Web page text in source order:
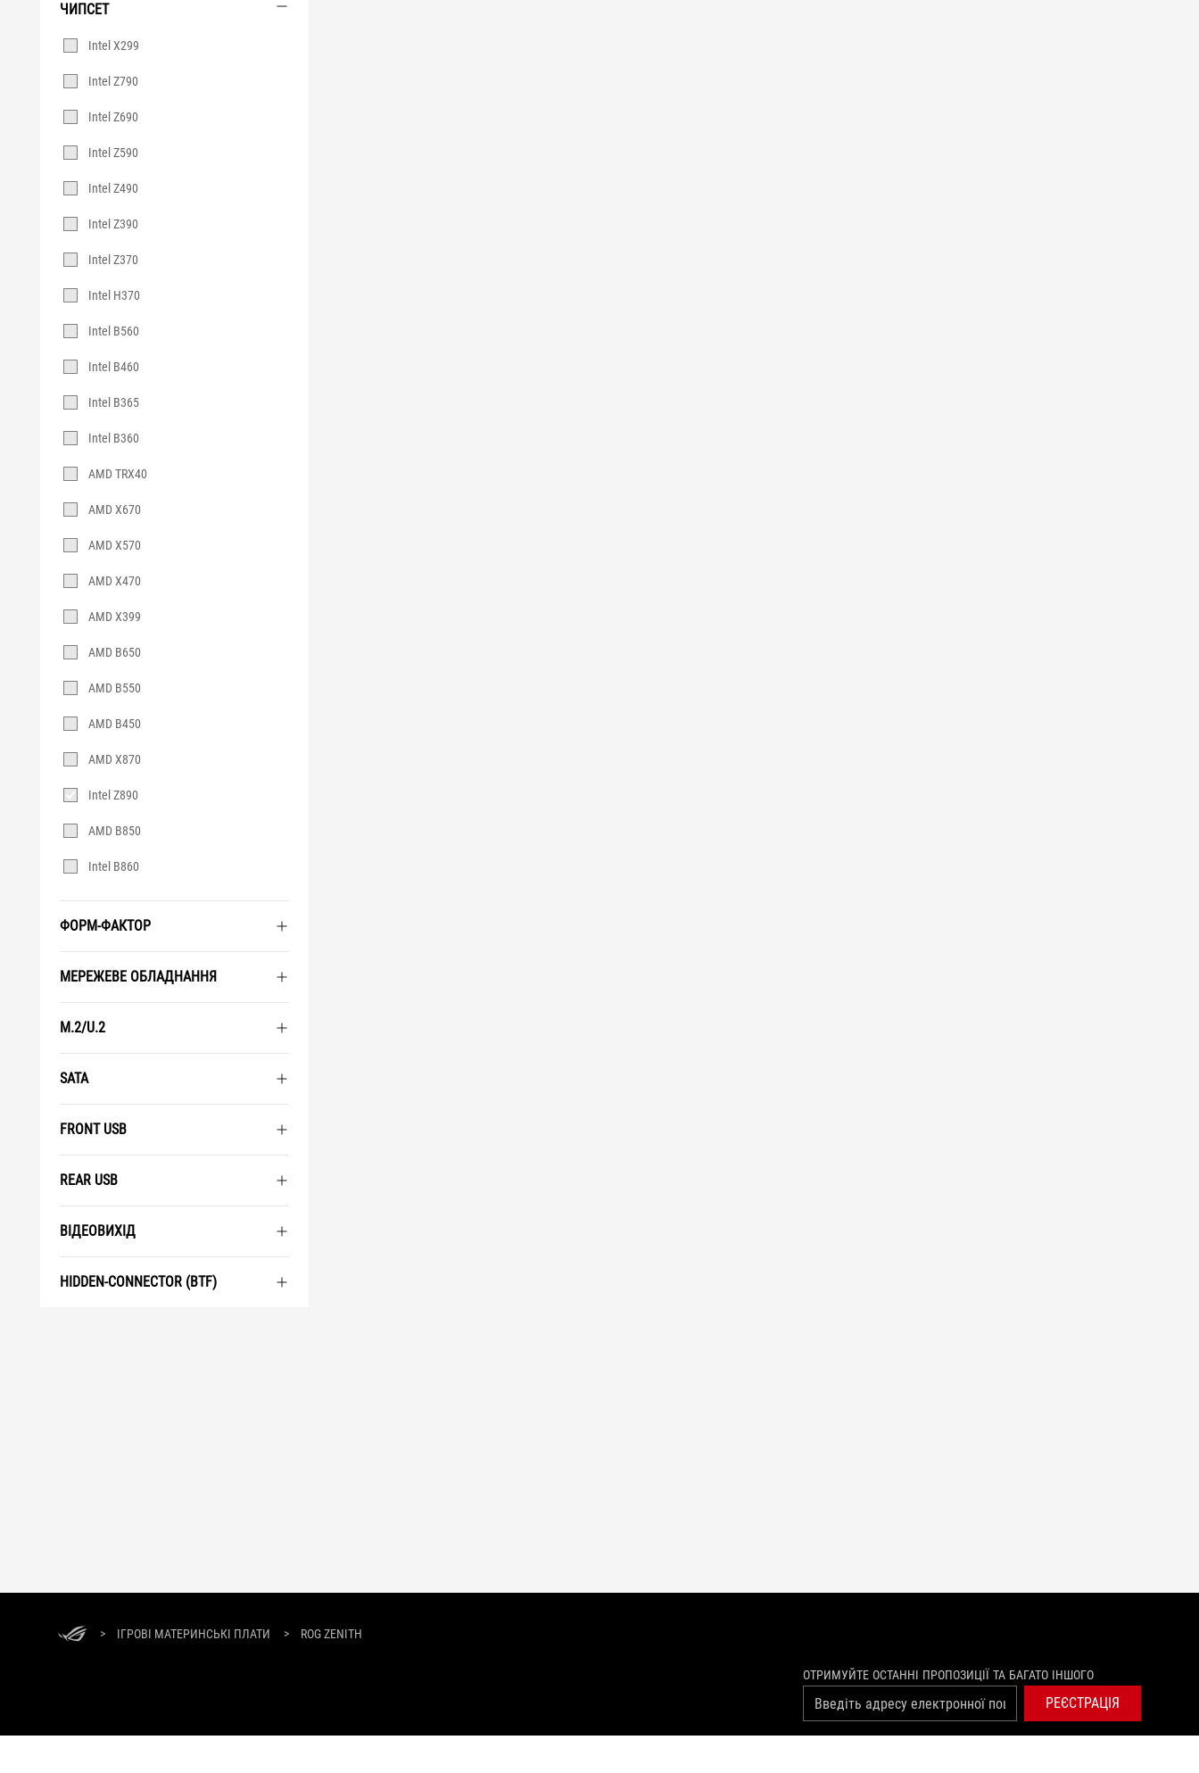
ЧИПСЕТ
Чипсет
Intel X299
Intel Z790
Intel Z690
Intel Z590
Intel Z490
Intel Z390
Intel Z370
Intel H370
Intel B560
Intel B460
Intel B365
Intel B360
AMD TRX40
AMD X670
AMD X570
AMD X470
AMD X399
AMD B650
AMD B550
AMD B450
AMD X870
Intel Z890
AMD B850
Intel B860
ФОРМ-ФАКТОР
МЕРЕЖЕВЕ ОБЛАДНАННЯ
M.2/U.2
SATA
FRONT USB
REAR USB
ВІДЕОВИХІД
HIDDEN-CONNECTOR (BTF)
> ІГРОВІ МАТЕРИНСЬКІ ПЛАТИ > ROG ZENITH
ОТРИМУЙТЕ ОСТАННІ ПРОПОЗИЦІЇ ТА БАГАТО ІНШОГО
РЕЄСТРАЦІЯ